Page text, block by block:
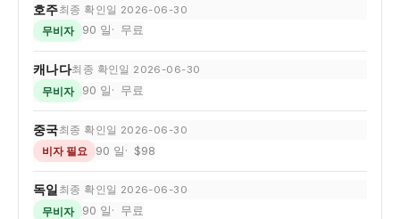
호주최종 확인일 2026-06-30
무비자 90 일 무료
캐나다최종 확인일 2026-06-30
무비자 90 일 무료
중국최종 확인일 2026-06-30
비자 필요 90 일 $98
독일 최종 확인일 2026-06-30
무비자 90 일 무료